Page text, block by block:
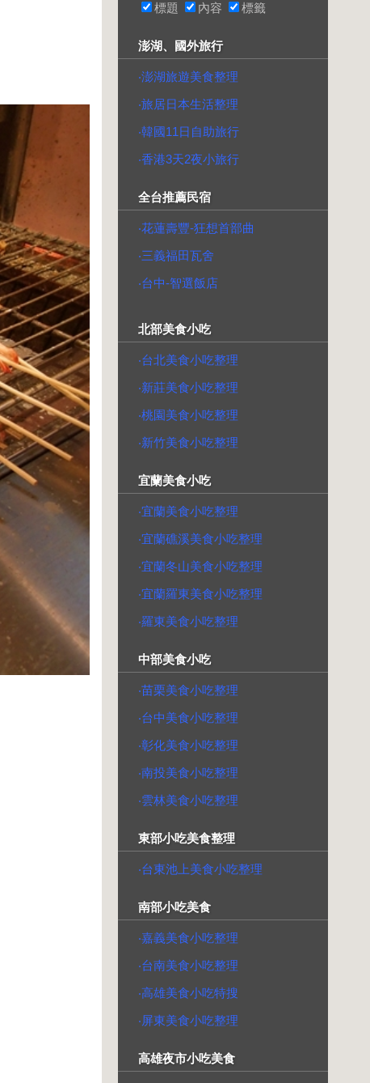
標題 內容 標籤
澎湖、國外旅行
‧澎湖旅遊美食整理
‧旅居日本生活整理
‧韓國11日自助旅行
‧香港3天2夜小旅行
全台推薦民宿
‧花蓮壽豐-狂想首部曲
‧三義福田瓦舍
‧台中-智選飯店
北部美食小吃
‧台北美食小吃整理
‧新莊美食小吃整理
‧桃園美食小吃整理
‧新竹美食小吃整理
宜蘭美食小吃
‧宜蘭美食小吃整理
‧宜蘭礁溪美食小吃整理
‧宜蘭冬山美食小吃整理
‧宜蘭羅東美食小吃整理
‧羅東美食小吃整理
中部美食小吃
‧苗栗美食小吃整理
‧台中美食小吃整理
‧彰化美食小吃整理
‧南投美食小吃整理
‧雲林美食小吃整理
東部小吃美食整理
‧台東池上美食小吃整理
南部小吃美食
‧嘉義美食小吃整理
‧台南美食小吃整理
‧高雄美食小吃特搜
‧屏東美食小吃整理
高雄夜市小吃美食